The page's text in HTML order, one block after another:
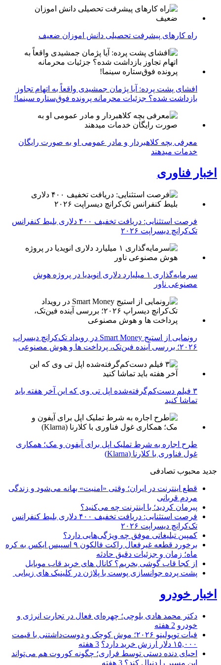
راه کارهای پیشرفت تحصیلی دانش اموزان ضعیف
افشای پشت پرده: آیا پژمان جمشیدی واقعاً به اتهام تجاوز
بازداشت شده؟ جزئیات محرمانه پرونده فوق‌ستاره سینما!
معرفی بچه کلاهبردار و مادر عمومی او به صورت رایگان
خدمات میدهند
اخبار فناوری
فرصت استثنایی: دریافت تخفیف ۴۰۰ دلاری بلیط کنفرانس
تک‌کرانچ دیسراپت ۲۰۲۶
سرمایه‌گذاری ۱ میلیارد دلاری انویدیا در پروژه هوش
مصنوعی ناور
رونمایی از استیج Smart Money در رویداد تک‌کرانچ دیسراپ
۲۰۲۶؛ بررسی آینده فین‌تک، پرداخت‌ ها و هوش مصنوعی
۳ فیلم دست‌کم‌گرفته‌شده اپل تی وی که این آخر هفته باید
تماشا کنید
طرح اجاره به شرط تملیک اپل برای آیفون و مک؛ همکاری
غول فناوری با کلارنا (Klarna)
جدید محبوب تصادفی
قطع اینترنت در ایران؛ وقتی «امنیت» بهانه می‌شود و زندگی
مردم قربانی
پیرمان کردید؛ با اینترنت چه می‌کنید؟
فرصت استثنایی: دریافت تخفیف ۴۰۰ دلاری بلیط کنفرانس
تک‌کرانچ دیسراپت ۲۰۲۶
کمپین تبلیغاتی موفق چه ویژگی‌هایی دارد؟
برخورد قطعه غیرفعال راکت فالکون ۹ اسپیس ایکس به کره
ماه؛ زمان و جزئیات دقیق حادثه
از کجا قاب گوشی بخریم؟ کانال های خرید قاب موبایل
پشت پرده جوانسازی پوست با پلاژن در کلینیک های زیبایی
اخبار خودرو
دکتر محمد هادی بلوچی؛ چهره‌ای فعال در تجارت انرژی و
خودرو 2 هفته
فیات توپولینو ۲۰۲۶؛ موش کوچک و دوست‌داشتنی با قیمت
۱۵,۰۰۰ دلار ارزش خرید دارد؟
3 هفته
احیای دنده دستی توسط فراری؛ چگونه کوروت هم می‌تواند
این مسیر را دنبال کند؟ 3 هفته